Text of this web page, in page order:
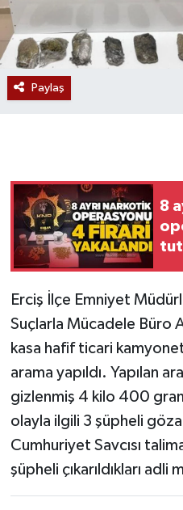
Paylaş
8
Erciş İlçe Emniyet
Suçlarla Mücadele Büro
kasa hafif ticari
arama yapıldı. Yapılan
gizlenmiş 4 kilo 400
olayla ilgili 3 şüpheli
Cumhuriyet Savcısı
şüpheli çıkarıldıkları adli
Düzce
Eğitim
Genel
Gökçebey
GÜNDEM
İş ilanı
Kilimli
Kültür - Sanat
MAGAZİN
Politika